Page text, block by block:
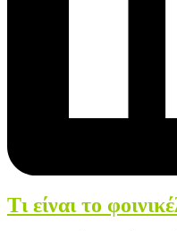
Τι είναι το